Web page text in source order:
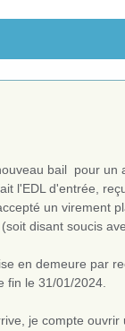
bail pour un
l'EDL d'entrée,
un virement
disant soucis
en demeure par
fin le 31/01/2024.
je compte